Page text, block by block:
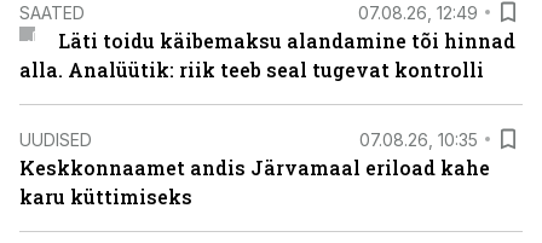
SAATED 07.08.26, 12:49
Läti toidu käibemaksu alandamine tõi hinnad
alla. Analüütik: riik teeb seal tugevat kontrolli
UUDISED 07.08.26, 10:35
Keskkonnaamet andis Järvamaal eriload kahe
karu küttimiseks